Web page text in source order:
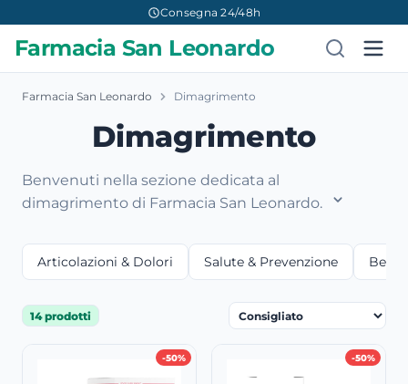
Consegna 24/48h
Farmacia San Leonardo
Farmacia San Leonardo Dimagrimento
Dimagrimento
Benvenuti nella sezione dedicata al
dimagrimento di Farmacia San Leonardo.
Articolazioni & Dolori Salute & Prevenzione
14 prodotti
-50% -50%